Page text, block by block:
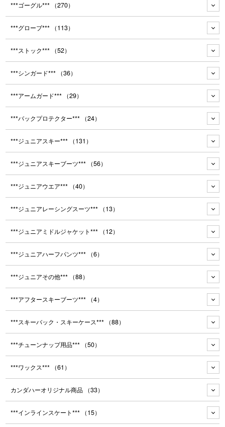
***ゴーグル*** （270）
***グローブ*** （113）
***ストック*** （52）
***シンガード*** （36）
***アームガード*** （29）
***バックプロテクター*** （24）
***ジュニアスキー*** （131）
***ジュニアスキーブーツ*** （56）
***ジュニアウエア*** （40）
***ジュニアレーシングスーツ*** （13）
***ジュニアミドルジャケット*** （12）
***ジュニアハーフパンツ*** （6）
***ジュニアその他*** （88）
***アフタースキーブーツ*** （4）
***スキーバック・スキーケース*** （88）
***チューンナップ用品*** （50）
***ワックス*** （61）
カンダハーオリジナル商品 （33）
***インラインスケート*** （15）